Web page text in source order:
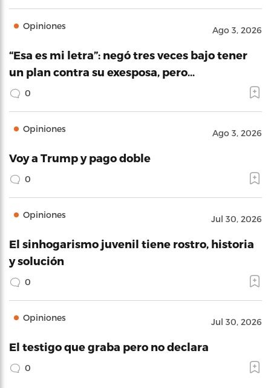
Opiniones Ago 3, 2026
“Esa es mi letra”: negó tres veces bajo tener
un plan contra su exesposa, pero…
0
Opiniones Ago 3, 2026
Voy a Trump y pago doble
0
Opiniones Jul 30, 2026
El sinhogarismo juvenil tiene rostro, historia
y solución
0
Opiniones Jul 30, 2026
El testigo que graba pero no declara
0